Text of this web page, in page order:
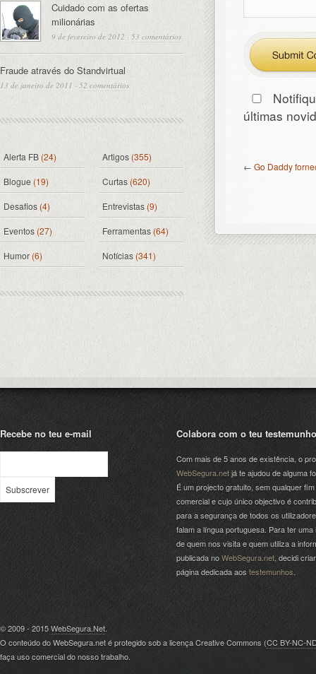
últimas
← Go Daddy
Cuidado com as ofertas
milionárias
9 de fevereiro de 2012 · 53 comentários
Fraude através do Standvirtual
13 de janeiro de 2011 · 52 comentários
Alerta FB(24) Artigos (355)
Blogue (19) Curtas (620)
Desafios (4) Entrevistas (9)
Eventos(27) Ferramentas(64)
Humor (6) Notícias(341)
Recebe no teu e-mail Colabora com o teu testemunho
Com mais de 5 anos de existência, o
WebSegura.netjá te ajudou de alguma
É um projecto gratuito, sem qualquer fim
comercial e cujo único objectivo é
para a segurança de todos os
falam a língua portuguesa. Para ter uma
de quem nos visita e quem utiliza a
publicada noWebSegura.net , decidi
página dedicada aos testemunhos
© 2009 - 2015WebSegura.Net.
O conteúdo do WebSegura.net é protegido sob a licença Creative Commons (CC BY-NC-
faça uso comercial do nosso trabalho.